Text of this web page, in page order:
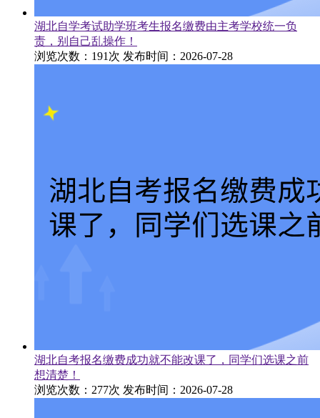
湖北自学考试助学班考生报名缴费由主考学校统一负
责，别自己乱操作！
浏览次数：191次 发布时间：2026-07-28
湖北自考报名缴费成功就不能改课了，同学们选课之前
想清楚！
浏览次数：277次 发布时间：2026-07-28